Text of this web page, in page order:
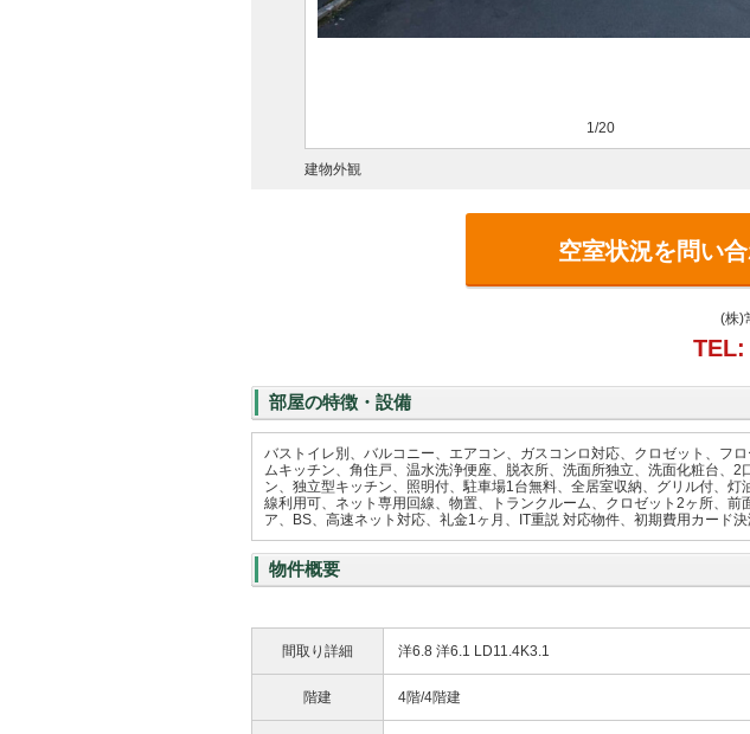
1/20
建物外観
空室状況を問い
(株)
TEL:
部屋の特徴・設備
バストイレ別、バルコニー、エアコン、ガスコンロ対応、クロゼット、フ
ムキッチン、角住戸、温水洗浄便座、脱衣所、洗面所独立、洗面化粧台、
ン、独立型キッチン、照明付、駐車場1台無料、全居室収納、グリル付、
線利用可、ネット専用回線、物置、トランクルーム、クロゼット2ヶ所、
ア、BS、高速ネット対応、礼金1ヶ月、IT重説 対応物件、初期費用カード
物件概要
間取り詳細 洋6.8 洋6.1 LD11.4K3.1
階建 4階/4階建